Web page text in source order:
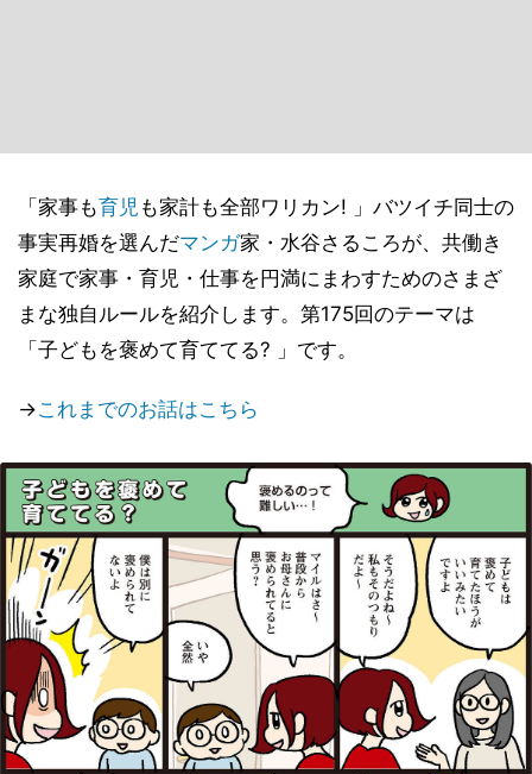
「家事も育児 も家計も全部ワリカン! 」バツイチ同士の
事実再婚を選んだマンガ家・水谷さるころが、共働き
家庭で家事・育児・仕事を円満にまわすためのさまざ
まな独自ルールを紹介します。第175回のテーマは
「子どもを褒めて育ててる? 」です。
→これまでのお話はこちら